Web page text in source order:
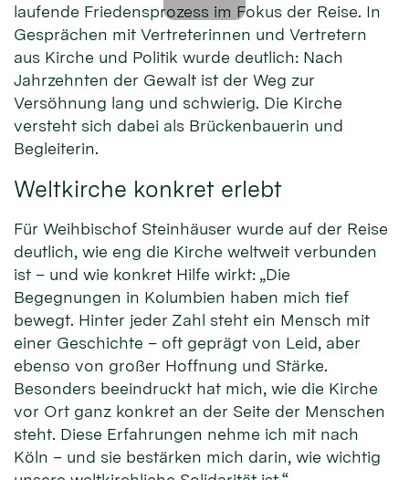
laufende Friedensprozess im Fokus der Reise. In
Gesprächen mit Vertreterinnen und Vertretern
aus Kirche und Politik wurde deutlich: Nach
Jahrzehnten der Gewalt ist der Weg zur
Versöhnung lang und schwierig. Die Kirche
versteht sich dabei als Brückenbauerin und
Begleiterin.
Weltkirche konkret erlebt
Für Weihbischof Steinhäuser wurde auf der Reise
deutlich, wie eng die Kirche weltweit verbunden
ist – und wie konkret Hilfe wirkt: „Die
Begegnungen in Kolumbien haben mich tief
bewegt. Hinter jeder Zahl steht ein Mensch mit
einer Geschichte – oft geprägt von Leid, aber
ebenso von großer Hoffnung und Stärke.
Besonders beeindruckt hat mich, wie die Kirche
vor Ort ganz konkret an der Seite der Menschen
steht. Diese Erfahrungen nehme ich mit nach
Köln – und sie bestärken mich darin, wie wichtig